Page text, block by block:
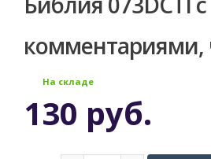
комментариями,
На складе
130 руб.